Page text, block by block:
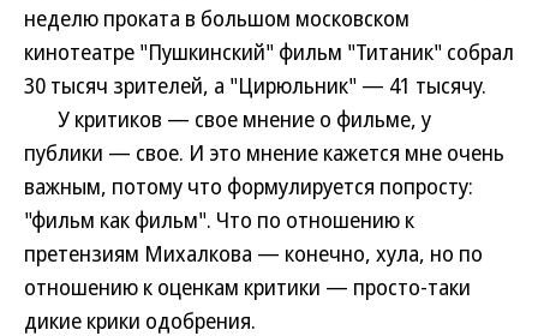
неделю проката в большом московском
кинотеатре "Пушкинский" фильм "Титаник" собрал
30 тысяч зрителей, а "Цирюльник" — 41 тысячу.
У критиков — свое мнение о фильме, у
публики — свое. И это мнение кажется мне очень
важным, потому что формулируется попросту:
"фильм как фильм". Что по отношению к
претензиям Михалкова — конечно, хула, но по
отношению к оценкам критики — просто-таки
дикие крики одобрения.